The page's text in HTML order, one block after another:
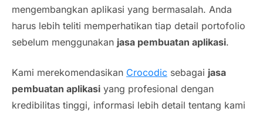
mengembangkan aplikasi yang bermasalah. Anda
harus lebih teliti memperhatikan tiap detail portofolio
sebelum menggunakan jasa pembuatan aplikasi.
Kami merekomendasikan Crocodic sebagai jasa
pembuatan aplikasi yang profesional dengan
kredibilitas tinggi, informasi lebih detail tentang kami